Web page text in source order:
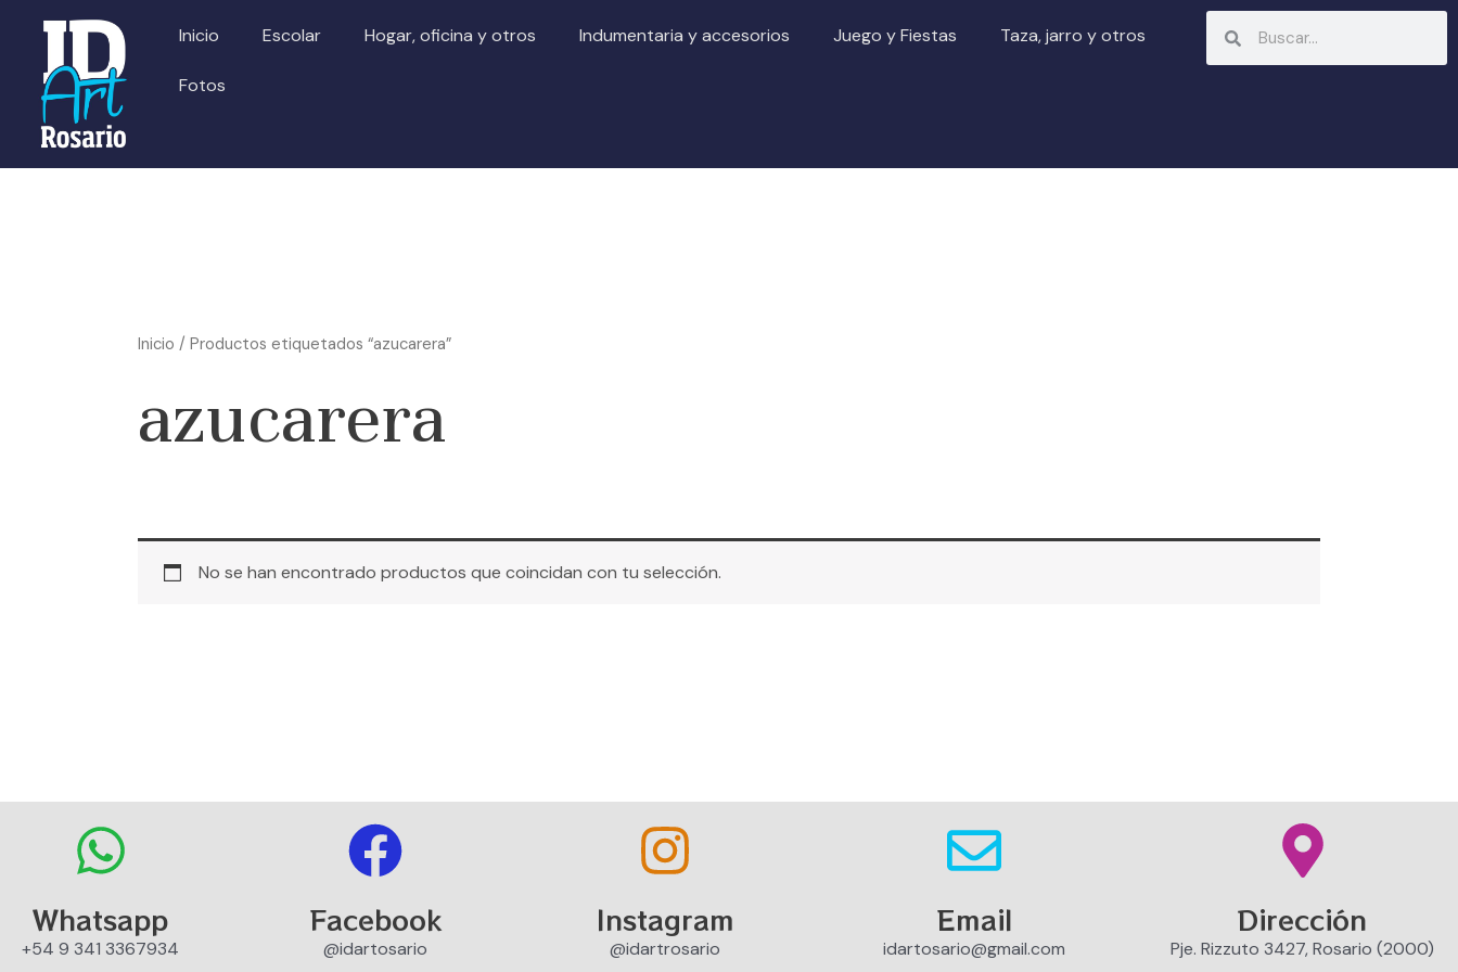
contenido
Inicio Escolar Hogar, oficina y otros Indumentaria y accesorios Juego y Fiestas Taza, jarro y otros
Fotos
Inicio / Productos etiquetados “azucarera”
azucarera
No se han encontrado productos que coincidan con tu selección.
Whatsapp
+54 9 341 3367934
Facebook
@idartosario
Instagram
@idartrosario
Email
idartosario@gmail.com
Dirección
Pje. Rizzuto 3427, Rosario (2000)